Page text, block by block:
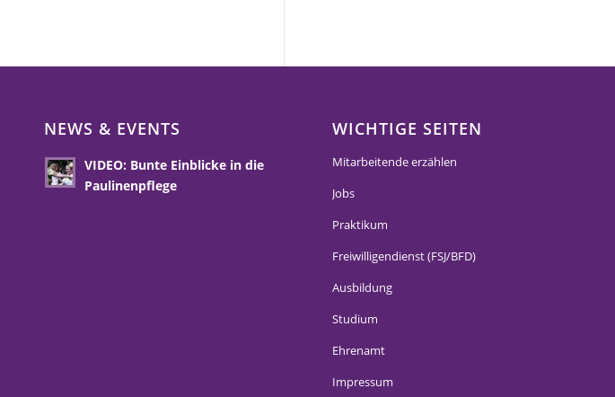
NEWS & EVENTS
VIDEO: Bunte Einblicke in die
Paulinenpflege
WICHTIGE SEITEN
Mitarbeitende erzählen
Jobs
Praktikum
Freiwilligendienst (FSJ/BFD)
Ausbildung
Studium
Ehrenamt
Impressum